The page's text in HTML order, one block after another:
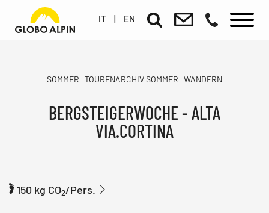
IT | EN
SOMMER TOURENARCHIV SOMMER WANDERN
BERGSTEIGERWOCHE - ALTA
VIA.CORTINA
150 kg CO2/Pers.